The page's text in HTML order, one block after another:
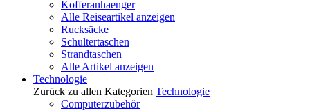
Kofferanhaenger
Alle Reiseartikel anzeigen
Rucksäcke
Schultertaschen
Strandtaschen
Alle Artikel anzeigen
Technologie
Zurück zu allen Kategorien Technologie
Computerzubehör